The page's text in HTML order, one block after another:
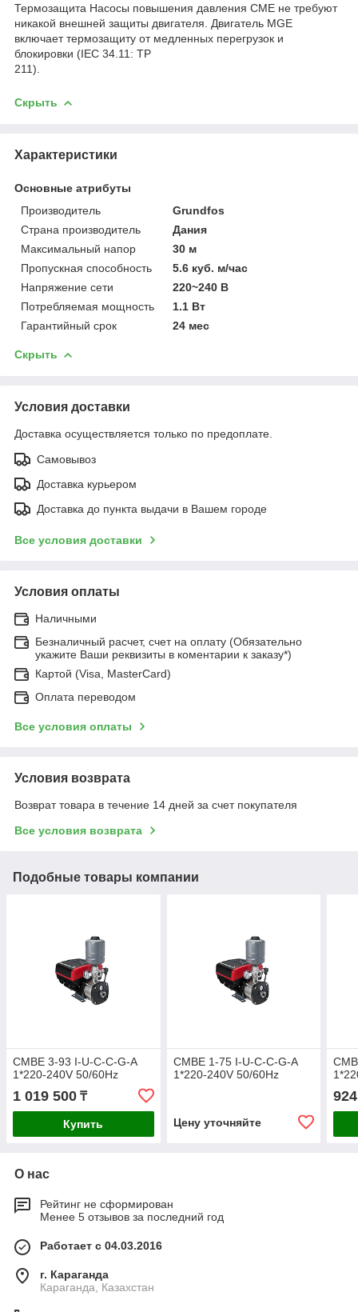
Термозащита Насосы повышения давления CME не требуют
никакой внешней защиты двигателя. Двигатель MGE
включает термозащиту от медленных перегрузок и
блокировки (IEC 34.11: TP
211).
Скрыть
Характеристики
Основные атрибуты
Производитель
Grundfos
Страна производитель
Дания
Максимальный напор
30 м
Пропускная способность
5.6 куб. м/час
Напряжение сети
220~240 В
Потребляемая мощность
1.1 Вт
Гарантийный срок
24 мес
Скрыть
Условия доставки
Доставка осуществляется только по предоплате.
Самовывоз
Доставка курьером
Доставка до пункта выдачи в Вашем городе
Все условия доставки
Условия оплаты
Наличными
Безналичный расчет, счет на оплату (Обязательно
укажите Ваши реквизиты в коментарии к заказу*)
Картой (Visa, MasterCard)
Оплата переводом
Все условия оплаты
Условия возврата
Возврат товара в течение 14 дней за счет покупателя
Все условия возврата
Подобные товары компании
CMBE 3-93 I-U-C-C-G-A
1*220-240V 50/60Hz
1 019 500 ₸
Купить
CMBE 1-75 I-U-C-C-G-A
1*220-240V 50/60Hz
Цену уточняйте
О нас
Рейтинг не сформирован
Менее 5 отзывов за последний год
Работает с 04.03.2016
г. Караганда
Караганда, Казахстан